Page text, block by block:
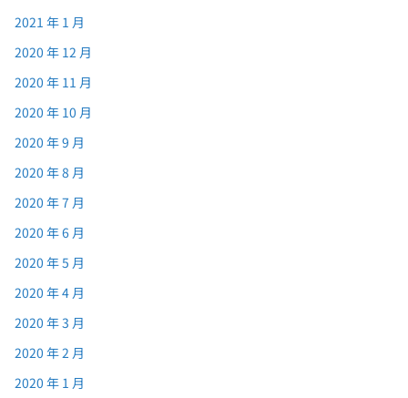
2021 年 1 月
2020 年 12 月
2020 年 11 月
2020 年 10 月
2020 年 9 月
2020 年 8 月
2020 年 7 月
2020 年 6 月
2020 年 5 月
2020 年 4 月
2020 年 3 月
2020 年 2 月
2020 年 1 月